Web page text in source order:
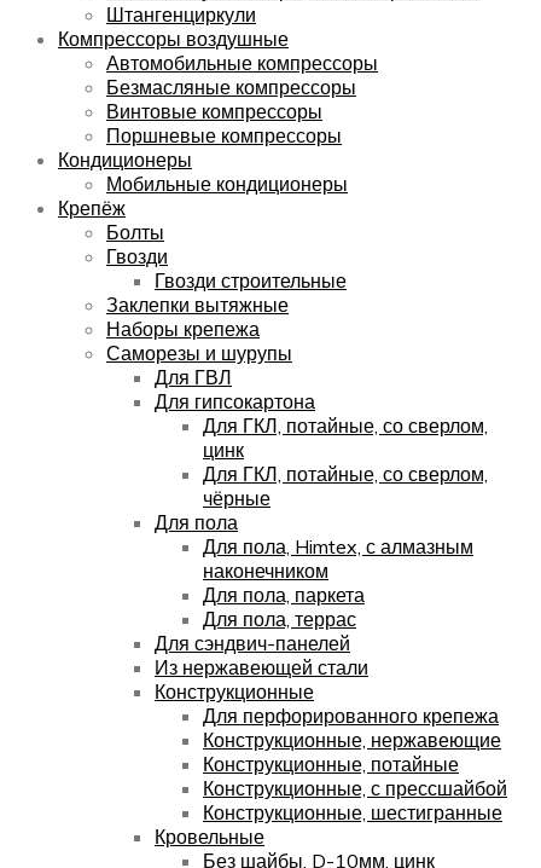
Штангенциркули
Компрессоры воздушные
Автомобильные компрессоры
Безмасляные компрессоры
Винтовые компрессоры
Поршневые компрессоры
Кондиционеры
Мобильные кондиционеры
Крепёж
Болты
Гвозди
Гвозди строительные
Заклепки вытяжные
Наборы крепежа
Саморезы и шурупы
Для ГВЛ
Для гипсокартона
Для ГКЛ, потайные, со сверлом,
цинк
Для ГКЛ, потайные, со сверлом,
чёрные
Для пола
Для пола, Himtex, с алмазным
наконечником
Для пола, паркета
Для пола, террас
Для сэндвич-панелей
Из нержавеющей стали
Конструкционные
Для перфорированного крепежа
Конструкционные, нержавеющие
Конструкционные, потайные
Конструкционные, с прессшайбой
Конструкционные, шестигранные
Кровельные
Без шайбы, D-10мм, цинк